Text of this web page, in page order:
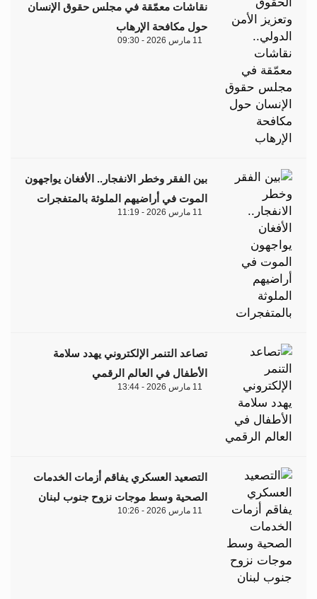
نقاشات معمّقة في مجلس حقوق الإنسان
حول مكافحة الإرهاب
11 مارس 2026 - 09:30
بين الفقر وخطر الانفجار.. الأفغان يواجهون
الموت في أراضيهم الملوثة بالمتفجرات
11 مارس 2026 - 11:19
تصاعد التنمر الإلكتروني يهدد سلامة
الأطفال في العالم الرقمي
11 مارس 2026 - 13:44
التصعيد العسكري يفاقم أزمات الخدمات
الصحية وسط موجات نزوح جنوب لبنان
11 مارس 2026 - 10:26